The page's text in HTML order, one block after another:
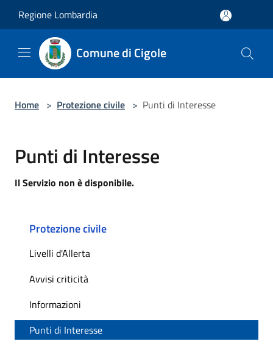
Regione Lombardia
Comune di Cigole
Home > Protezione civile > Punti di Interesse
Punti di Interesse
Il Servizio non è disponibile.
Protezione civile
Livelli d'Allerta
Avvisi criticità
Informazioni
Punti di Interesse